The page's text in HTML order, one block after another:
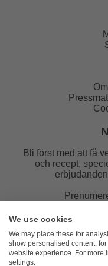
Bli först med att få
och recept,
E-post:
We use cookies
We may place these for
show personalised content,
website experience. For more
settings.